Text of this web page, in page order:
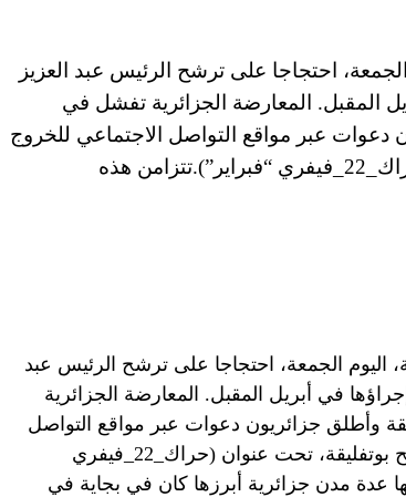
احتجاجا على ترشح الرئيس عبد العزيز
المقبل. المعارضة الجزائرية تفشل في
دعوات عبر مواقع التواصل الاجتماعي للخروج
إلى الشارع والتظاهر رفضا لترشح بوتفليقة، تحت عنوان (حراك_22_فيفري “فبراير”).تتزامن هذه
الجمعة، احتجاجا على ترشح الرئيس عبد
في أبريل المقبل. المعارضة الجزائرية
وأطلق جزائريون دعوات عبر مواقع التواصل
الاجتماعي للخروج إلى الشارع والتظاهر رفضا لترشح بوتفليقة، تحت عنوان (حراك_22_فيفري
عدة مدن جزائرية أبرزها كان في بجاية في